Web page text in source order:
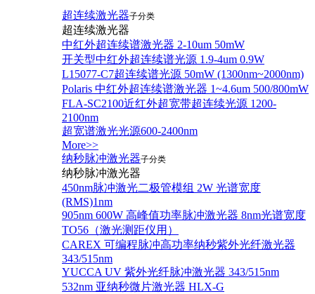
超连续激光器子分类
超连续激光器
中红外超连续谱激光器 2-10um 50mW
开关型中红外超连续谱光源 1.9-4um 0.9W
L15077-C7超连续谱光源 50mW (1300nm~2000nm)
Polaris 中红外超连续谱激光器 1~4.6um 500/800mW
FLA-SC2100近红外超宽带超连续光源 1200-
2100nm
超宽谱激光光源600-2400nm
More>>
纳秒脉冲激光器子分类
纳秒脉冲激光器
450nm脉冲激光二极管模组 2W 光谱宽度
(RMS)1nm
905nm 600W 高峰值功率脉冲激光器 8nm光谱宽度
TO56（激光测距仪用）
CAREX 可编程脉冲高功率纳秒紫外光纤激光器
343/515nm
YUCCA UV 紫外光纤脉冲激光器 343/515nm
532nm 亚纳秒微片激光器 HLX-G